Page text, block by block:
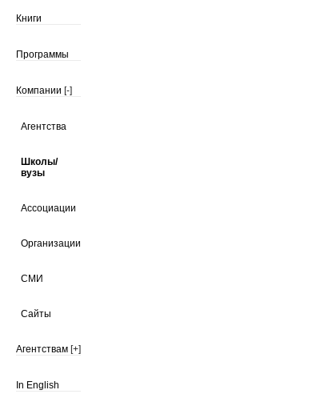
Книги
Программы
Компании [-]
Агентства
Школы/
вузы
Ассоциации
Организации
СМИ
Сайты
Агентствам [+]
In English